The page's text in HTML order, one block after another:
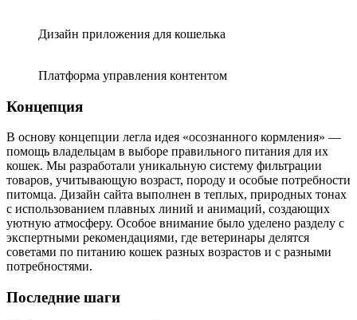
Дизайн приложения для кошелька
Платформа управления контентом
Концепция
В основу концепции легла идея «осознанного кормления» —
помощь владельцам в выборе правильного питания для их
кошек. Мы разработали уникальную систему фильтрации
товаров, учитывающую возраст, породу и особые потребности
питомца. Дизайн сайта выполнен в теплых, природных тонах
с использованием плавных линий и анимаций, создающих
уютную атмосферу. Особое внимание было уделено разделу с
экспертными рекомендациями, где ветеринары делятся
советами по питанию кошек разных возрастов и с разными
потребностями.
Последние шаги